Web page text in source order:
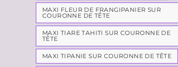
MAXI FLEUR DE FRANGIPANIER SUR
COURONNE DE TÊTE
MAXI TIARE TAHITI SUR COURONNE DE
TÊTE
MAXI TIPANIE SUR COURONNE DE TÊTE